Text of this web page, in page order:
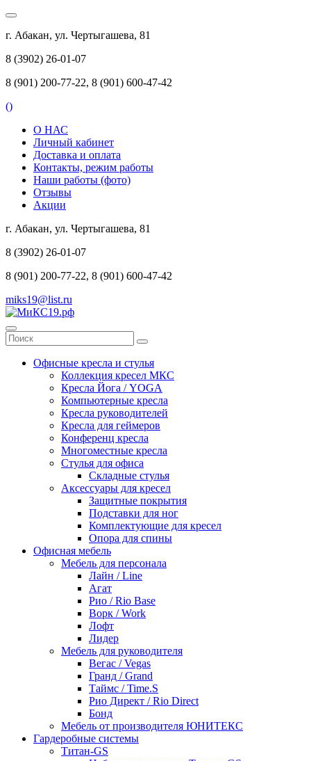
г. Абакан, ул. Чертыгашева, 81
8 (3902) 26-01-07
8 (901) 200-77-22, 8 (901) 600-47-42
()
О НАС
Личный кабинет
Доставка и оплата
Контакты, режим работы
Наши работы (фото)
Отзывы
Акции
г. Абакан, ул. Чертыгашева, 81
8 (3902) 26-01-07
8 (901) 200-77-22, 8 (901) 600-47-42
miks19@list.ru
Офисные кресла и стулья
Коллекция кресел МКС
Кресла Йога / YOGA
Компьютерные кресла
Кресла руководителей
Кресла для геймеров
Конференц кресла
Многоместные кресла
Стулья для офиса
Складные стулья
Аксессуары для кресел
Защитные покрытия
Подставки для ног
Комплектующие для кресел
Опора для спины
Офисная мебель
Мебель для персонала
Лайн / Line
Агат
Рио / Rio Base
Ворк / Work
Лофт
Лидер
Мебель для руководителя
Вегас / Vegas
Гранд / Grand
Таймс / Time.S
Рио Директ / Rio Direct
Бонд
Мебель от производителя ЮНИТЕКС
Гардеробные системы
Титан-GS